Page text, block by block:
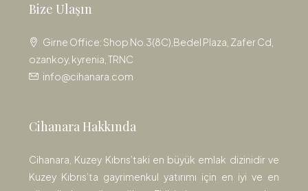
Bize Ulaşın
Girne Office: Shop No.3(8C),Bedel Plaza, Zafer Cd,
ozankoy, kyrenia, TRNC
info@cihanara.com
Cihanara Hakkında
Cihanara, Kuzey Kıbrıs’taki en büyük emlak dizinidir ve
Kuzey Kıbrıs’ta gayrimenkul yatırımı için en iyi ve en